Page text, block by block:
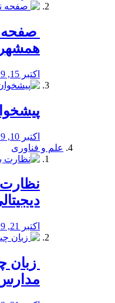
اکتبر 15, 2019
اکتبر 10, 2019
علم و فناوری
اکتبر 21, 2019
زبان